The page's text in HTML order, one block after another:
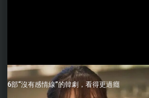
6部“沒有感情線”的韓劇，看得更過癮